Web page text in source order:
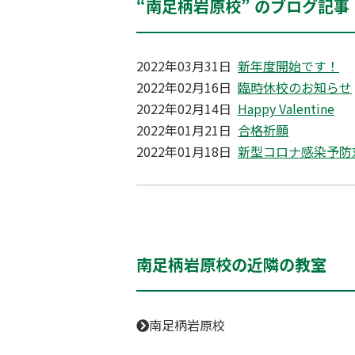
“南足柄岩原校” のブログ記事
2022年03月31日 新年度開始です！
2022年02月16日 臨時休校のお知らせ
2022年02月14日 Happy Valentine
2022年01月21日 合格祈願
2022年01月18日 新型コロナ感染予
南足柄岩原校の近隣の教室
南足柄岩原校